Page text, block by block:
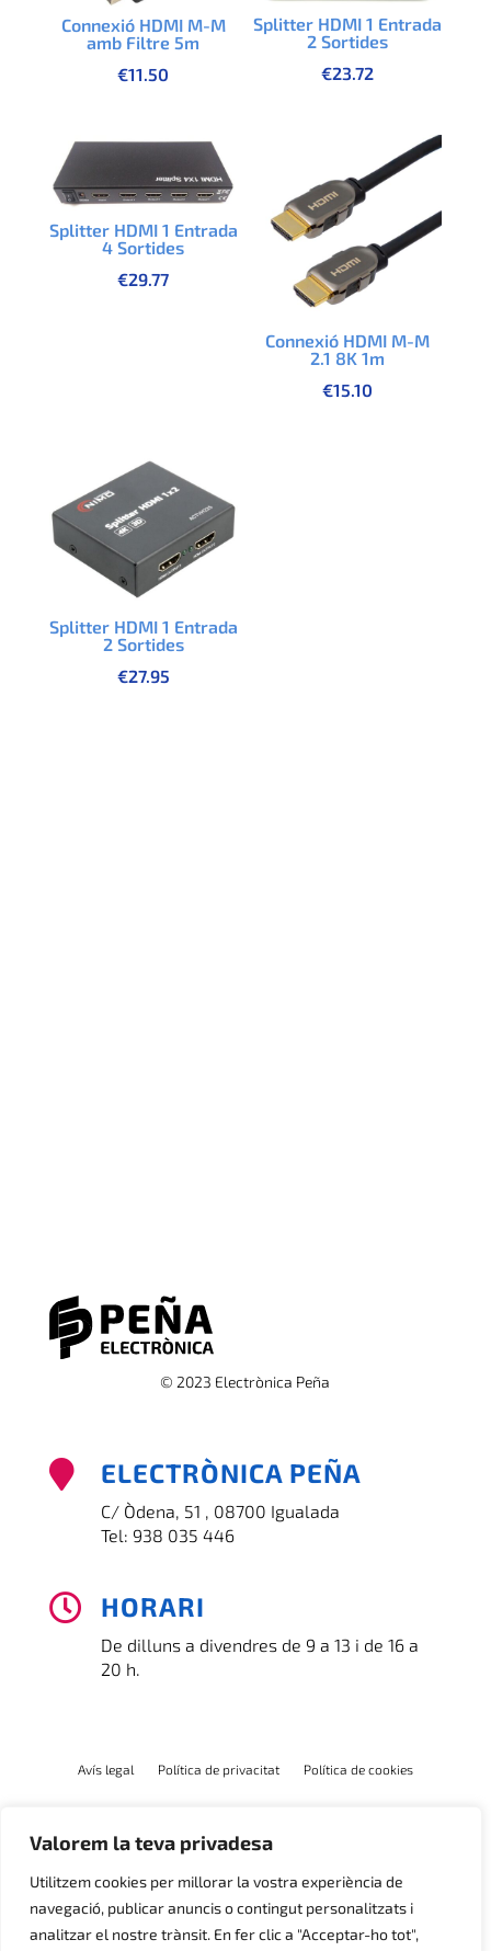
Valorem la teva privadesa
Utilitzem cookies per millorar la vostra experiència de
navegació, publicar anuncis o contingut personalitzats i
analitzar el nostre trànsit. En fer clic a "Acceptar-ho tot",
Connexió HDMI M-M
amb Filtre 5m
€11.50
Splitter HDMI 1 Entrada
2 Sortides
€23.72
Splitter HDMI 1 Entrada
4 Sortides
€29.77
Connexió HDMI M-M
2.1 8K 1m
€15.10
Splitter HDMI 1 Entrada
2 Sortides
€27.95
© 2023 Electrònica Peña
 ELECTRÒNICA PEÑA
C/ Òdena, 51 , 08700 Igualada
Tel: 938 035 446
 HORARI
De dilluns a divendres de 9 a 13 i de 16 a
20 h.
Avís legal Política de privacitat Política de cookies